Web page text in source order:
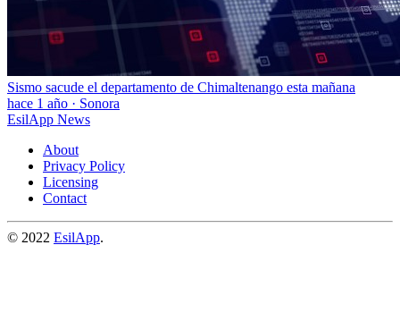
Sismo sacude el departamento de Chimaltenango esta mañana
hace 1 año · Sonora
EsilApp News
About
Privacy Policy
Licensing
Contact
© 2022 EsilApp.